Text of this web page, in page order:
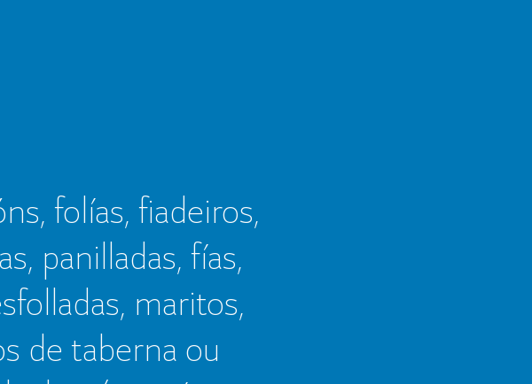
folías, fiadeiros,
panilladas, fías,
maritos,
de taberna ou